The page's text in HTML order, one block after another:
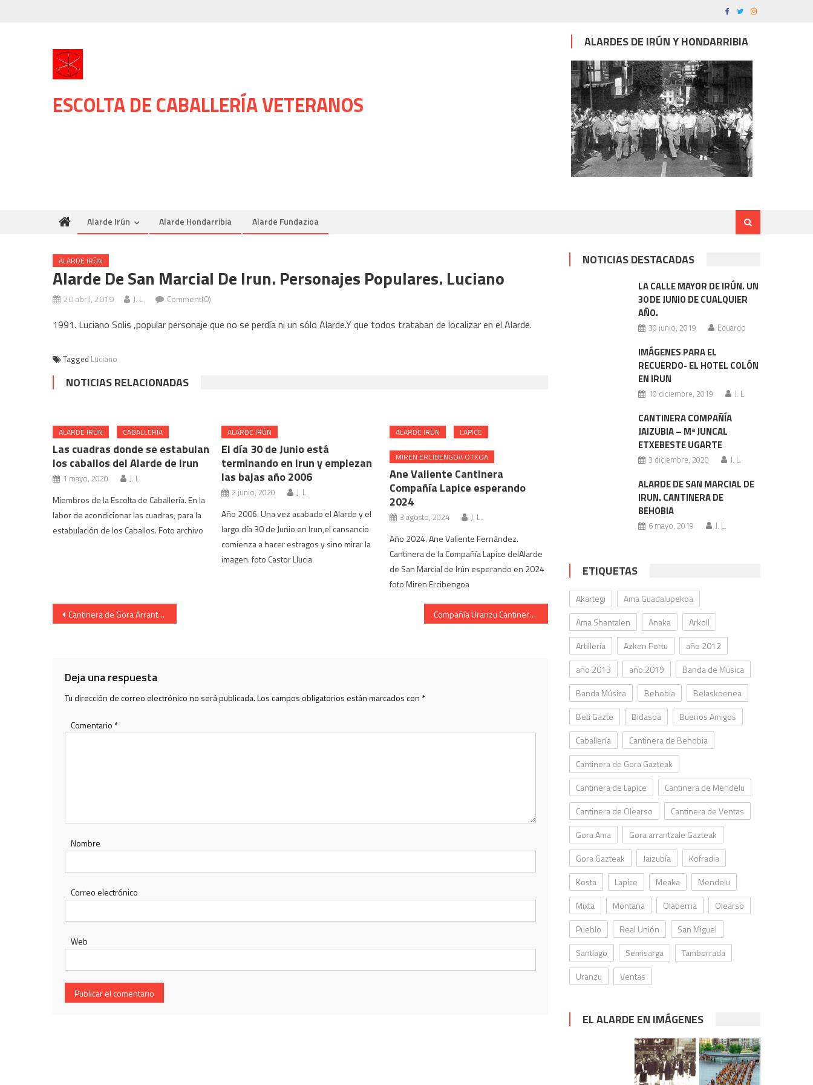
ESCOLTA DE CABALLERÍA VETERANOS
ALARDES DE IRÚN Y HONDARRIBIA
Alarde Irún Alarde Hondarribia Alarde Fundazioa
ALARDE IRÚN
Alarde De San Marcial De Irun. Personajes Populares. Luciano
20 abril, 2019 J. L. Comment(0)
1991. Luciano Solis ,popular personaje que no se perdía ni un sólo Alarde.Y que todos trataban de localizar en el Alarde.
Tagged Luciano
NOTICIAS RELACIONADAS
ALARDE IRÚN CABALLERÍA
Las cuadras donde se estabulan
los caballos del Alarde de Irun
1 mayo, 2020 J. L.
Miembros de la Escolta de Caballería. En la
labor de acondicionar las cuadras, para la
estabulación de los Caballos. Foto archivo
ALARDE IRÚN
El día 30 de Junio está
terminando en Irun y empiezan
las bajas año 2006
2 junio, 2020 J. L.
Año 2006. Una vez acabado el Alarde y el
largo día 30 de Junio en Irun,el cansancio
comienza a hacer estragos y sino mirar la
imagen. foto Castor Llucia
ALARDE IRÚN LAPICE
MIREN ERCIBENGOA OTXOA
Ane Valiente Cantinera
Compañía Lapice esperando
2024
3 agosto, 2024 J. L.
Año 2024. Ane Valiente Fernández.
Cantinera de la Compañía Lapice delAlarde
de San Marcial de Irún esperando en 2024
foto Miren Ercibengoa
Navegación
Cantinera de Gora Arrantzale Gazteak. María Ángeles Alza, 1964 Compañía Uranzu Cantinera Silvia Bailador en San Juan 2006.
Deja una respuesta
Tu dirección de correo electrónico no será publicada.Los campos obligatorios están marcados con *
Comentario *
Nombre
Correo electrónico
Web
NOTICIAS DESTACADAS
LA CALLE MAYOR DE IRÚN. UN
30 DE JUNIO DE CUALQUIER
AÑO.
30 junio, 2019 Eduardo
IMÁGENES PARA EL
RECUERDO- EL HOTEL COLÓN
EN IRUN
10 diciembre, 2019 J. L.
CANTINERA COMPAÑÍA
JAIZUBIA – Mª JUNCAL
ETXEBESTE UGARTE
3 diciembre, 2020 J. L.
ALARDE DE SAN MARCIAL DE
IRUN. CANTINERA DE
BEHOBIA
6 mayo, 2019 J. L.
ETIQUETAS
Akartegi
Ama Guadalupekoa
Ama Shantalen
Anaka
Arkoll
Artillería
Azken Portu
año 2012
año 2013
año 2019
Banda de Música
Banda Música
Behobia
Belaskoenea
Beti Gazte
Bidasoa
Buenos Amigos
Caballería
Cantinera de Behobia
Cantinera de Gora Gazteak
Cantinera de Lapice
Cantinera de Mendelu
Cantinera de Olearso
Cantinera de Ventas
Gora Ama
Gora arrantzale Gazteak
Gora Gazteak
Jaizubía
Kofradia
Kosta
Lapice Meaka
Mendelu
Mixta
Montaña Olaberria
Olearso
Pueblo
Real Unión
San Miguel
Santiago
Semisarga
Tamborrada
Uranzu
Ventas
EL ALARDE EN IMÁGENES